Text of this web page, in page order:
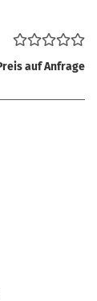
auf Anfrage